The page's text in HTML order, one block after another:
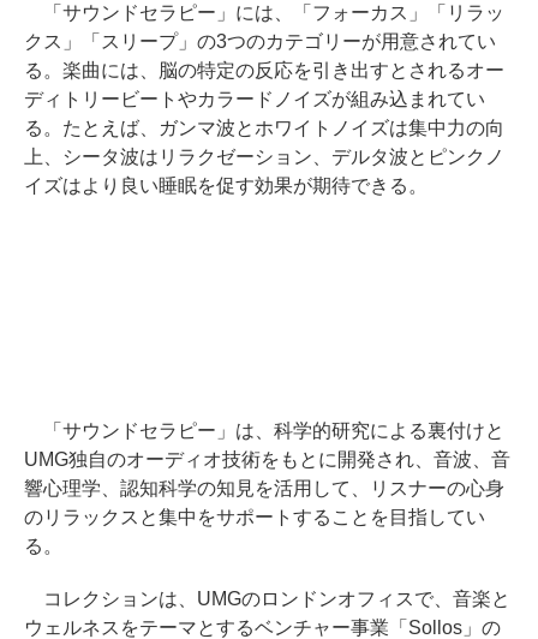
「サウンドセラピー」には、「フォーカス」「リラッ
クス」「スリープ」の3つのカテゴリーが用意されてい
る。楽曲には、脳の特定の反応を引き出すとされるオー
ディトリービートやカラードノイズが組み込まれてい
る。たとえば、ガンマ波とホワイトノイズは集中力の向
上、シータ波はリラクゼーション、デルタ波とピンクノ
イズはより良い睡眠を促す効果が期待できる。
「サウンドセラピー」は、科学的研究による裏付けと
UMG独自のオーディオ技術をもとに開発され、音波、音
響心理学、認知科学の知見を活用して、リスナーの心身
のリラックスと集中をサポートすることを目指してい
る。
コレクションは、UMGのロンドンオフィスで、音楽と
ウェルネスをテーマとするベンチャー事業「Sollos」の